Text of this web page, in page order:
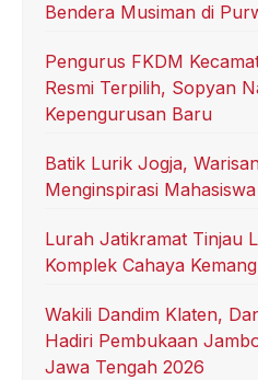
Bendera Musiman di
Pengurus FKDM
Resmi Terpilih, Sopyan
Kepengurusan Baru
Batik Lurik Jogja,
Menginspirasi
Lurah Jatikramat Tinjau
Komplek Cahaya
Wakili Dandim Klaten,
Hadiri Pembukaan
Jawa Tengah 2026